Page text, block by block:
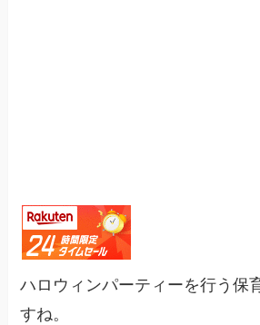
ハロウィンパーティーを行う保
すね。